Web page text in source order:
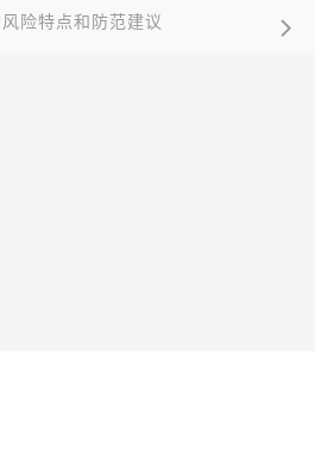
险特点和防范建议